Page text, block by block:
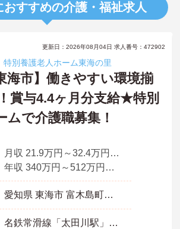
おすすめの介護・福祉求人
更新日：2026年08月04日 求人番号：472902
別養護老人ホーム東海の里
海市】働きやすい環境揃
賞与4.4ヶ月分支給★特別
ムで介護職募集！
月収 21.9万円～32.4万円程度 諸手当込
年収 340万円～512万円程度 諸手当・賞与込
愛知県 東海市 富木島町藤ノ棚1－1
名鉄常滑線「太田川駅」バス・車15分